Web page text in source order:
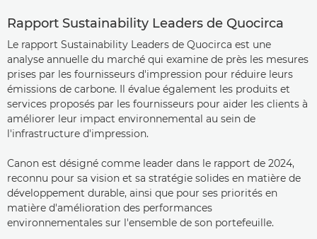
Rapport Sustainability Leaders de Quocirca
Le rapport Sustainability Leaders de Quocirca est une
analyse annuelle du marché qui examine de près les mesures
prises par les fournisseurs d'impression pour réduire leurs
émissions de carbone. Il évalue également les produits et
services proposés par les fournisseurs pour aider les clients à
améliorer leur impact environnemental au sein de
l'infrastructure d'impression.
Canon est désigné comme leader dans le rapport de 2024,
reconnu pour sa vision et sa stratégie solides en matière de
développement durable, ainsi que pour ses priorités en
matière d'amélioration des performances
environnementales sur l'ensemble de son portefeuille.